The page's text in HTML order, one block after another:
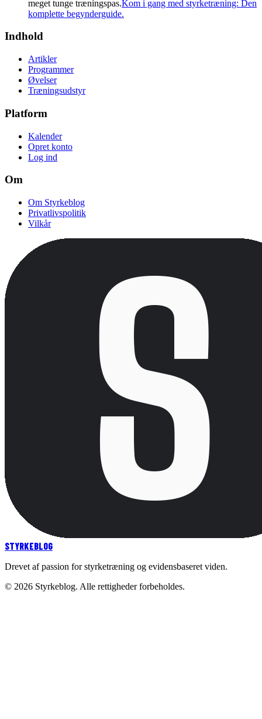
meget tunge træningspas.Kom i gang med styrketræning: Den
komplette begynderguide.
Indhold
Artikler
Programmer
Øvelser
Træningsudstyr
Platform
Kalender
Opret konto
Log ind
Om
Om Styrkeblog
Privatlivspolitik
Vilkår
STYRKEBLOG
Drevet af passion for styrketræning og evidensbaseret viden.
© 2026 Styrkeblog. Alle rettigheder forbeholdes.